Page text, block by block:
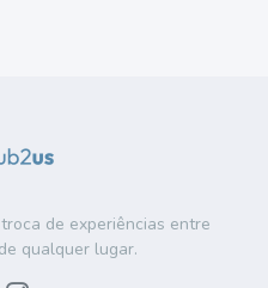
de experiências entre
qualquer lugar.